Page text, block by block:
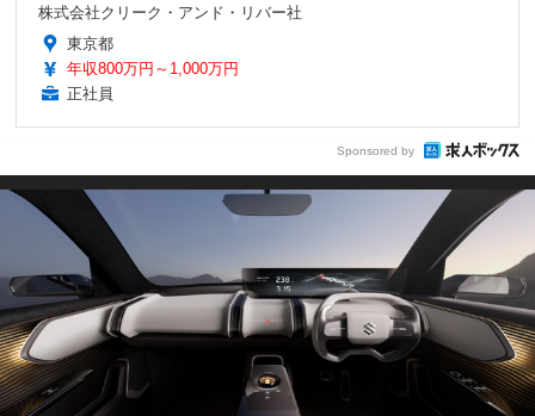
株式会社クリーク・アンド・リバー社
東京都
年収800万円～1,000万円
正社員
Sponsored by